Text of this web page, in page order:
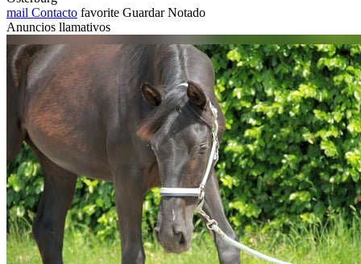
mail Contacto favorite Guardar Notado
Anuncios llamativos